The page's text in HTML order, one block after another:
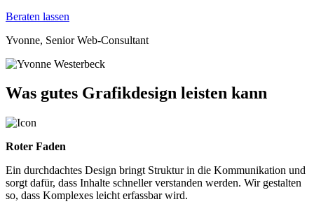
Beraten lassen
Yvonne, Senior Web-Consultant
Was gutes Grafikdesign leisten kann
Roter Faden
Ein durchdachtes Design bringt Struktur in die Kommunikation und
sorgt dafür, dass Inhalte schneller verstanden werden. Wir gestalten
so, dass Komplexes leicht erfassbar wird.